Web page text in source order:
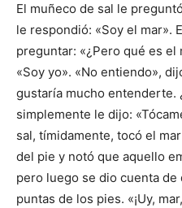
El muñeco de sal le
le respondió: «Soy el mar».
preguntar: «¿Pero qué es el
«Soy yo». «No entiendo»,
gustaría mucho entenderte.
simplemente le dijo:
sal, tímidamente, tocó el
del pie y notó que aquello
pero luego se dio cuenta de
puntas de los pies. «¡Uy,